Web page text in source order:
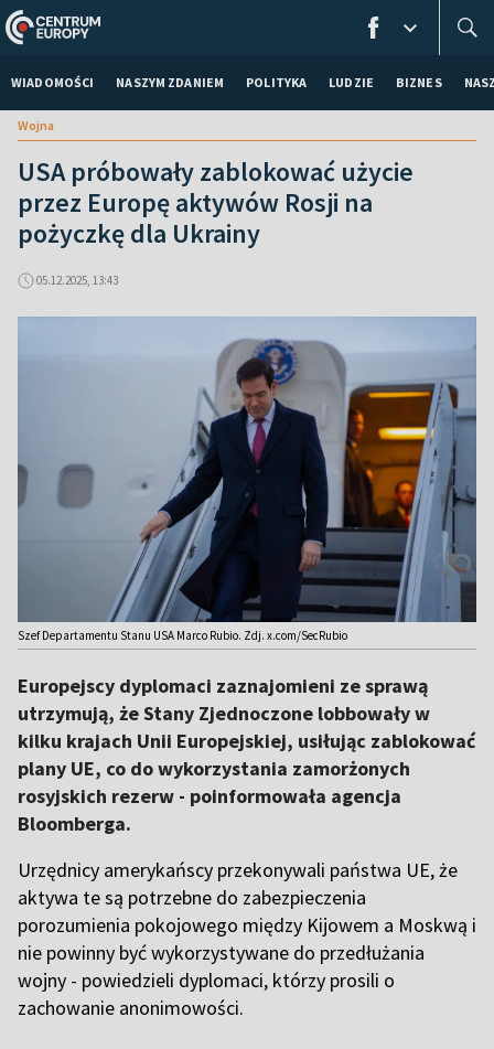
WIADOMOŚCI NASZYM ZDANIEM POLITYKA LUDZIE BIZNES
Wojna
USA próbowały zablokować użycie
przez Europę aktywów Rosji na
pożyczkę dla Ukrainy
05.12.2025, 13:43
Szef Departamentu Stanu USA Marco Rubio. Zdj. x.com/SecRubio
Europejscy dyplomaci zaznajomieni ze sprawą
utrzymują, że Stany Zjednoczone lobbowały w
kilku krajach Unii Europejskiej, usiłując zablokować
plany UE, co do wykorzystania zamorżonych
rosyjskich rezerw - poinformowała agencja
Bloomberga.
Urzędnicy amerykańscy przekonywali państwa UE, że
aktywa te są potrzebne do zabezpieczenia
porozumienia pokojowego między Kijowem a Moskwą i
nie powinny być wykorzystywane do przedłużania
wojny - powiedzieli dyplomaci, którzy prosili o
zachowanie anonimowości.